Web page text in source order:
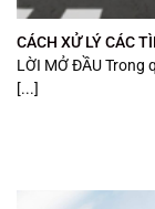
CÁCH XỬ LÝ CÁC
LỜI MỞ ĐẦU Trong
[...]